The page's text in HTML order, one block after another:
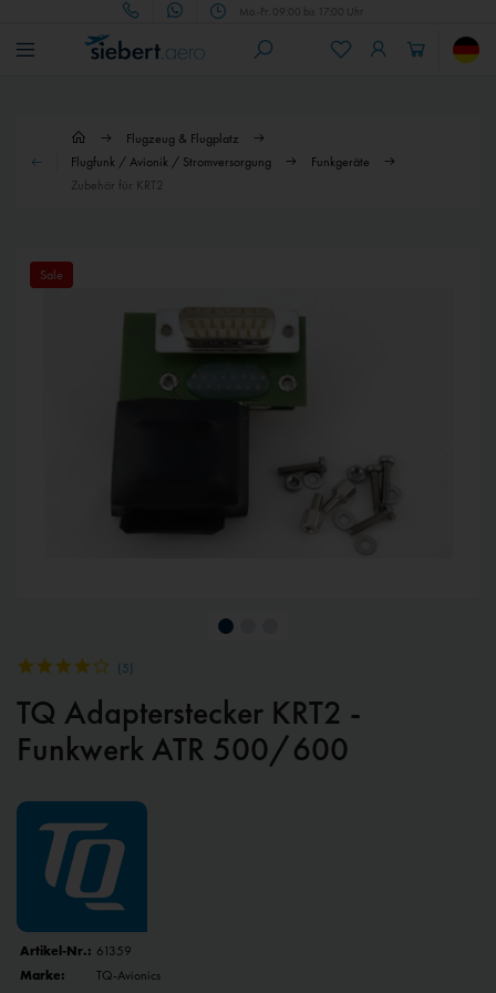
Mo.-Fr. 09:00 bis 17:00 Uhr
Flugzeug & Flugplatz
Flugfunk / Avionik / Stromversorgung
Funkgeräte
Zubehör für KRT2
Sale
(5)
TQ Adapterstecker KRT2 -
Funkwerk ATR 500/600
Artikel-Nr.: 61359
Marke:
TQ-Avionics